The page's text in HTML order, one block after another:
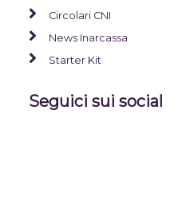
Circolari CNI
News Inarcassa
Starter Kit
Seguici sui social